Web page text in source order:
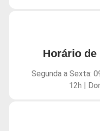
Horário de
Segunda a Sexta:
12h |